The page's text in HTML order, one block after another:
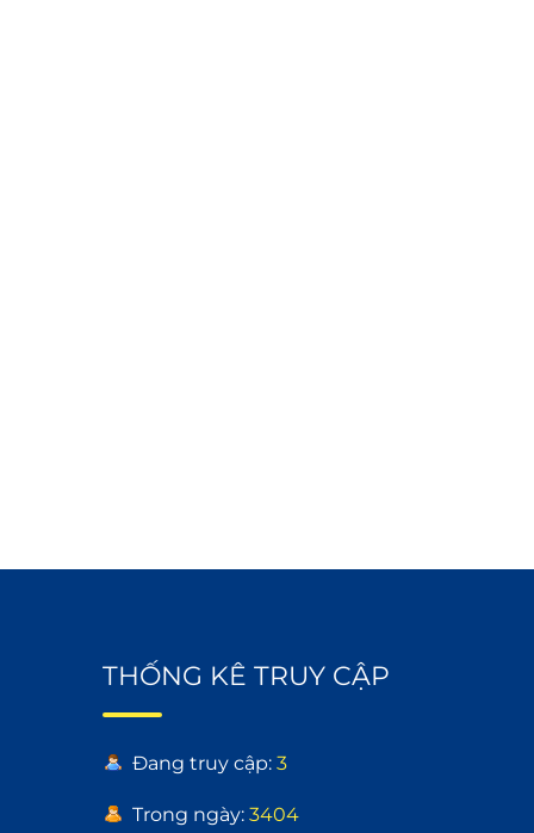
THỐNG KÊ TRUY CẬP
Đang truy cập: 3
Trong ngày: 3404